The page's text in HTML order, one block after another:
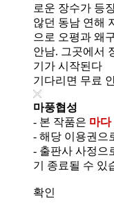
로운 장수가 등
않던 동남 연해
으로 오평과 왜
안남. 그곳에서
기가 시작된다
기다리면 무료
마풍협성
- 본 작품은 마다
- 해당 이용권으
- 출판사 사정으
기 종료될 수 있
확인